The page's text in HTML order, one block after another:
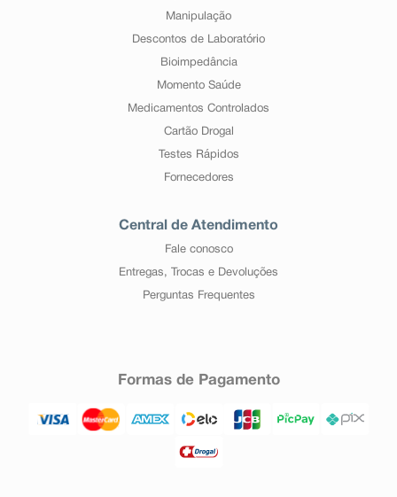
Manipulação
Descontos de Laboratório
Bioimpedância
Momento Saúde
Medicamentos Controlados
Cartão Drogal
Testes Rápidos
Fornecedores
Central de Atendimento
Fale conosco
Entregas, Trocas e Devoluções
Perguntas Frequentes
Formas de Pagamento